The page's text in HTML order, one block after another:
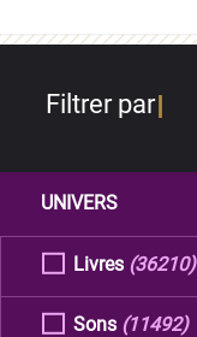
Filtrer par
UNIVERS
Livres (36210)
Sons (11492)